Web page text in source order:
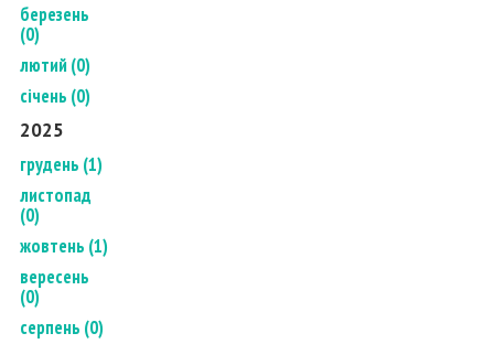
березень
(0)
лютий (0)
січень (0)
2025
грудень (1)
листопад
(0)
жовтень (1)
вересень
(0)
серпень (0)